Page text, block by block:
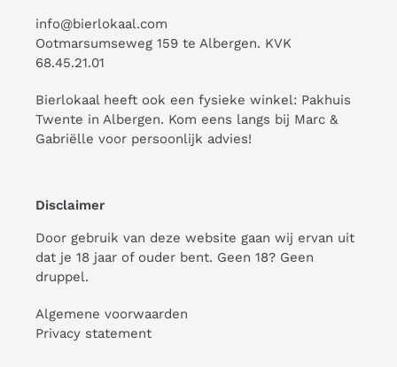
info@bierlokaal.com
Ootmarsumseweg 159 te Albergen. KVK
68.45.21.01
Bierlokaal heeft ook een fysieke winkel: Pakhuis
Twente in Albergen. Kom eens langs bij Marc &
Gabriëlle voor persoonlijk advies!
Disclaimer
Door gebruik van deze website gaan wij ervan uit
dat je 18 jaar of ouder bent. Geen 18? Geen
druppel.
Algemene voorwaarden
Privacy statement